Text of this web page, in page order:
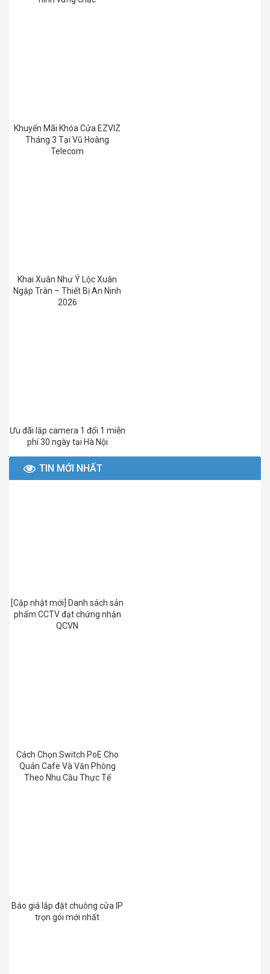
Khuyến Mãi Khóa Cửa EZVIZ
Tháng 3 Tại Vũ Hoàng
Telecom
Khai Xuân Như Ý Lộc Xuân
Ngập Tràn – Thiết Bị An Ninh
2026
Ưu đãi lắp camera 1 đổi 1 miễn
phí 30 ngày tại Hà Nội
TIN MỚI NHẤT
[Cập nhật mới] Danh sách sản
phẩm CCTV đạt chứng nhận
QCVN
Cách Chọn Switch PoE Cho
Quán Cafe Và Văn Phòng
Theo Nhu Cầu Thực Tế
Báo giá lắp đặt chuông cửa IP
trọn gói mới nhất